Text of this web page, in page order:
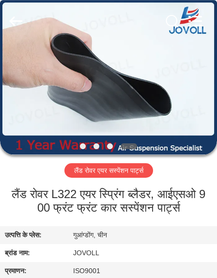
उत्पादों
शो
हमारे
भ्रमण
गुणवत्ता
Guangzhou
Technology
लैंड रोवर एयर सस्पेंशन पार्ट्स
लैंड रोवर L322 एयर स्प्रिंग ब्लैडर, आईएसओ 9
00 फ्रंट फ्रंट कार सस्पेंशन पार्ट्स
उत्पत्ति के प्लेस: गुआंग्डोंग, चीन
ब्रांड नाम: JOVOLL
प्रमाणन: ISO9001